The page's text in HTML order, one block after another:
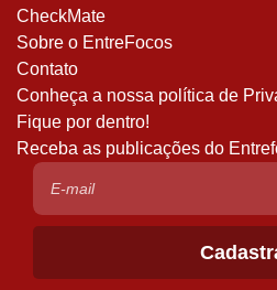
CheckMate
Sobre o EntreFocos
Contato
Conheça a nossa política de
Fique por dentro!
Receba as publicações do